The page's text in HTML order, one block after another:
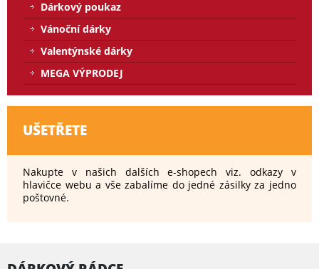
Dárkový poukaz
Vánoční dárky
Valentýnské dárky
MEGA VÝPRODEJ
UŠETŘETE
Nakupte v našich dalších e-shopech viz. odkazy v
hlavičce webu a vše zabalíme do jedné zásilky za jedno
poštovné.